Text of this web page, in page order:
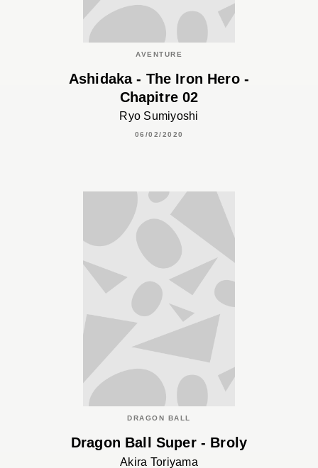
AVENTURE
Ashidaka - The Iron Hero -
Chapitre 02
Ryo Sumiyoshi
06/02/2020
DRAGON BALL
Dragon Ball Super - Broly
Akira Toriyama